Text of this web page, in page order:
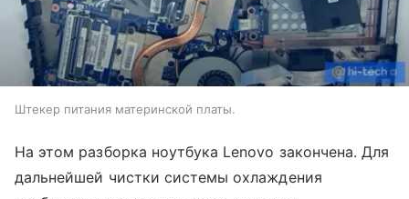
Штекер питания материнской платы.
На этом разборка ноутбука Lenovo закончена. Для
дальнейшей чистки системы охлаждения